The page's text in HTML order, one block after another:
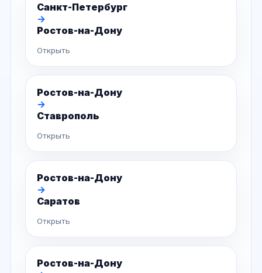
Санкт-Петербург
→
Ростов-на-Дону
Открыть
Ростов-на-Дону
→
Ставрополь
Открыть
Ростов-на-Дону
→
Саратов
Открыть
Ростов-на-Дону